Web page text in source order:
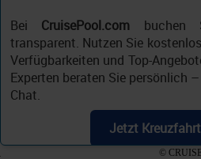
Bei CruisePool.com buchen
transparent. Nutzen Sie
Verfügbarkeiten und Top-
Experten beraten Sie persönlich
Chat.
Jetzt
©